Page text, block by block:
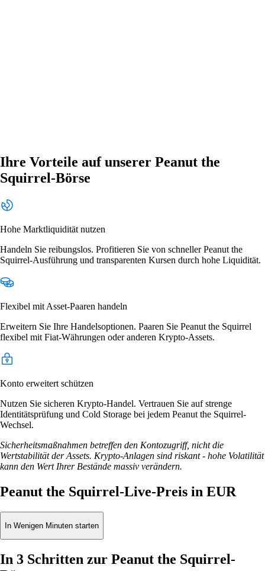
Ihre Vorteile auf unserer Peanut the
Squirrel-Börse
Hohe Marktliquidität nutzen
Handeln Sie reibungslos. Profitieren Sie von schneller Peanut the
Squirrel-Ausführung und transparenten Kursen durch hohe Liquidität.
Flexibel mit Asset-Paaren handeln
Erweitern Sie Ihre Handelsoptionen. Paaren Sie Peanut the Squirrel
flexibel mit Fiat-Währungen oder anderen Krypto-Assets.
Konto erweitert schützen
Nutzen Sie sicheren Krypto-Handel. Vertrauen Sie auf strenge
Identitätsprüfung und Cold Storage bei jedem Peanut the Squirrel-
Wechsel.
Sicherheitsmaßnahmen betreffen den Kontozugriff, nicht die
Wertstabilität der Assets. Krypto-Anlagen sind riskant - hohe Volatilität
kann den Wert Ihrer Bestände massiv verändern.
Peanut the Squirrel-Live-Preis in EUR
In Wenigen Minuten starten
In 3 Schritten zur Peanut the Squirrel-